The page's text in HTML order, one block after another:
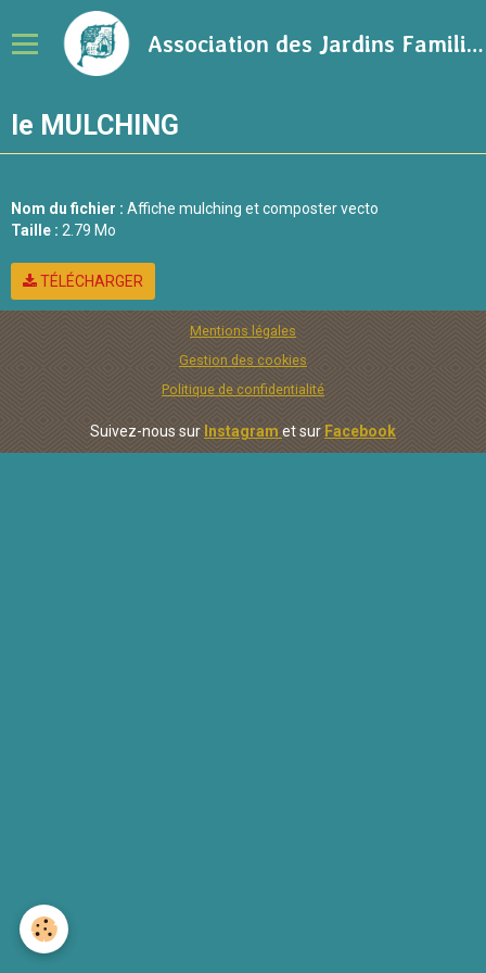
Association des Jardins Familiaux de la Ville de Rennes
Notre association
Calendrier
le MULCHING
Nom du fichier : Affiche mulching et composter vecto
Taille : 2.79 Mo
TÉLÉCHARGER
Mentions légales
Gestion des cookies
Politique de confidentialité
Suivez-nous sur Instagram et sur Facebook